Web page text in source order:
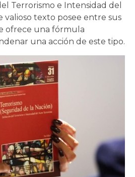
Terrorismo e Intensidad del
valioso texto posee entre sus
ofrece una fórmula
una acción de este tipo.